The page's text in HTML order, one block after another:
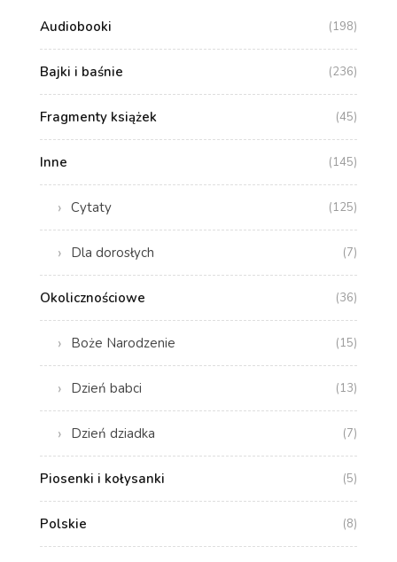
Audiobooki (198)
Bajki i baśnie (236)
Fragmenty książek (45)
Inne (145)
Cytaty (125)
Dla dorosłych (7)
Okolicznościowe (36)
Boże Narodzenie (15)
Dzień babci (13)
Dzień dziadka (7)
Piosenki i kołysanki (5)
Polskie (8)